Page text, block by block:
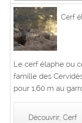
Cerf
Le cerf élaphe ou
famille des
pour 1,60 m au
Découvrir, Cerf